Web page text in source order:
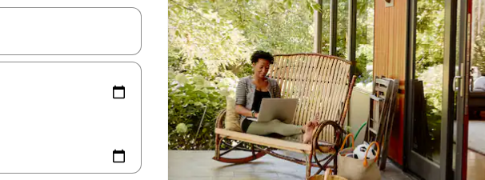
utilisez les flèches vers le haut et vers le bas pour les parcourir ou en appuyant et en